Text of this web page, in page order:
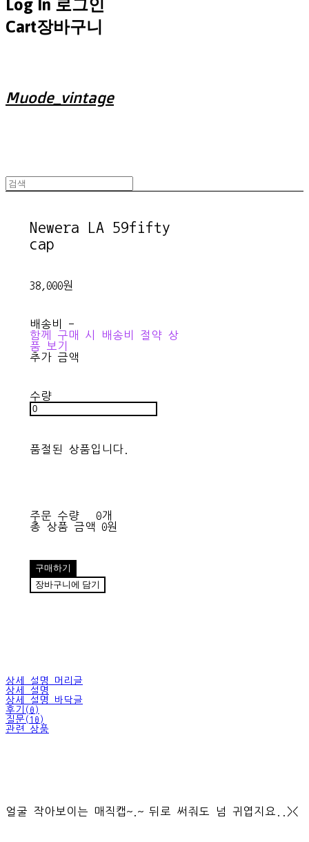
Log In 로그인
Cart장바구니
Muode_vintage
Newera LA 59fifty
cap
38,000원
배송비 -
함께 구매 시 배송비 절약 상
품 보기
추가 금액
수량
품절된 상품입니다.
주문 수량
0개
총 상품 금액
0원
구매하기
장바구니에 담기
상세 설명 머리글
상세 설명
상세 설명 바닥글
후기(0)
질문(10)
관련 상품
얼굴 작아보이는 매직캡~.~ 뒤로 써줘도 넘 귀엽지요..><